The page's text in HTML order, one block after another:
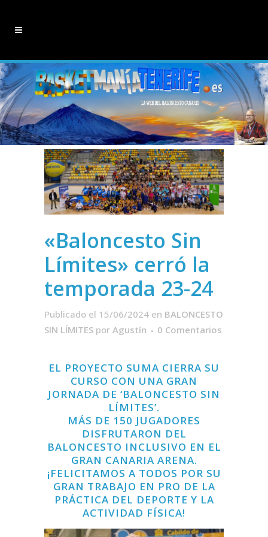
«Baloncesto Sin
Límites» cerró la
temporada 23-24
Publicado el 15/06/2024 en BALONCESTO
SIN LÍMITES por Agustín 0 Comentarios
EL PROYECTO SUMA CIERRA SU
CURSO CON UNA GRAN
JORNADA DE ‘BALONCESTO SIN
LÍMITES’.
MÁS DE 150 JUGADORES
DISFRUTARON DEL
BALONCESTO INCLUSIVO EN EL
GRAN CANARIA ARENA.
¡FELICITAMOS A TODOS POR SU
GRAN TRABAJO EN PRO DE LA
PRÁCTICA DEL DEPORTE Y LA
ACTIVIDAD FÍSICA!